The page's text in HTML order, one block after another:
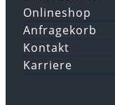
Onlineshop
Anfragekorb
Kontakt
Karriere